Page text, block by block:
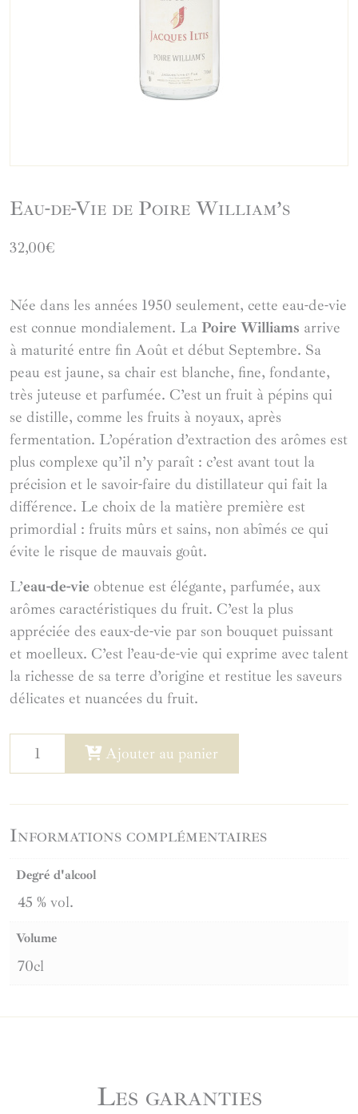
Eau-de-Vie de Poire William’s
32,00€
Née dans les années 1950 seulement, cette eau-de-vie
est connue mondialement. La Poire Williams arrive
à maturité entre fin Août et début Septembre. Sa
peau est jaune, sa chair est blanche, fine, fondante,
très juteuse et parfumée. C’est un fruit à pépins qui
se distille, comme les fruits à noyaux, après
fermentation. L’opération d’extraction des arômes est
plus complexe qu’il n’y paraît : c’est avant tout la
précision et le savoir-faire du distillateur qui fait la
différence. Le choix de la matière première est
primordial : fruits mûrs et sains, non abîmés ce qui
évite le risque de mauvais goût.
L’eau-de-vie obtenue est élégante, parfumée, aux
arômes caractéristiques du fruit. C’est la plus
appréciée des eaux-de-vie par son bouquet puissant
et moelleux. C’est l’eau-de-vie qui exprime avec talent
la richesse de sa terre d’origine et restitue les saveurs
délicates et nuancées du fruit.
quantité
de-
Vie
Poire
William's
Ajouter au panier
Informations complémentaires
Degré d'alcool
45 % vol.
Volume
70cl
Les garanties